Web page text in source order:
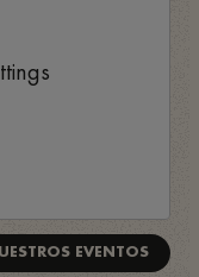
EVENTOS